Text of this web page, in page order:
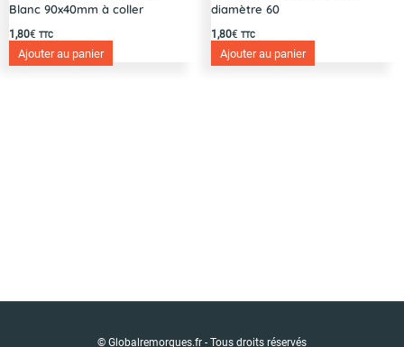
Blanc 90x40mm à coller
1,80€ TTC
Ajouter au panier
diamètre 60
1,80€ TTC
Ajouter au panier
© Globalremorques.fr - Tous droits réservés